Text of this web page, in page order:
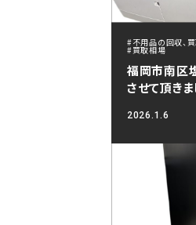
#不用品の回収、
#買取相場
福岡市南区
させて頂き
2026.1.6